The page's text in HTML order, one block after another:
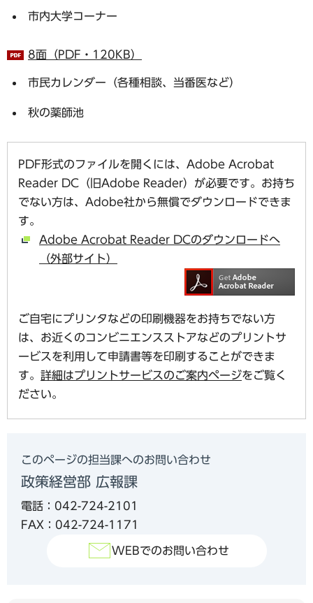
市内大学コーナー
8面（PDF・120KB）
市民カレンダー（各種相談、当番医など）
秋の薬師池
PDF形式のファイルを開くには、Adobe Acrobat
Reader DC（旧Adobe Reader）が必要です。お持ち
でない方は、Adobe社から無償でダウンロードできま
す。
Adobe Acrobat Reader DCのダウンロードへ
（外部サイト）
ご自宅にプリンタなどの印刷機器をお持ちでない方
は、お近くのコンビニエンスストアなどのプリントサ
ービスを利用して申請書等を印刷することができま
す。 詳細はプリントサービスのご案内ページをご覧く
ださい。
このページの担当課へのお問い合わせ
政策経営部 広報課
電話：042-724-2101
FAX：042-724-1171
WEBでのお問い合わせ